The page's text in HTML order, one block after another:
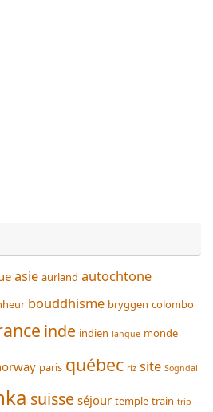
asie aurland autochtone
bouddhisme bryggen colombo
inde indien langue monde
paris québec riz site Sogndal
suisse séjour temple train trip